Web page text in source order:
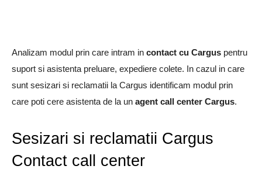
Analizam modul prin care intram in contact cu Cargus pentru
suport si asistenta preluare, expediere colete. In cazul in care
sunt sesizari si reclamatii la Cargus identificam modul prin
care poti cere asistenta de la un agent call center Cargus.
Sesizari si reclamatii Cargus
Contact call center